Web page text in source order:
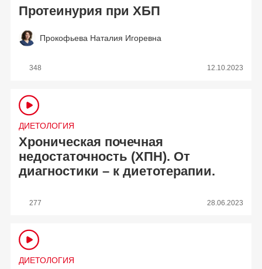
Протеинурия при ХБП
Прокофьева Наталия Игоревна
348 12.10.2023
ДИЕТОЛОГИЯ
Хроническая почечная
недостаточность (ХПН). От
диагностики – к диетотерапии.
277 28.06.2023
ДИЕТОЛОГИЯ